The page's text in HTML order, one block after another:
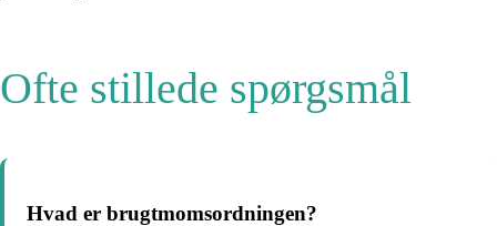
Ofte stillede spørgsmål
Hvad er brugtmomsordningen?